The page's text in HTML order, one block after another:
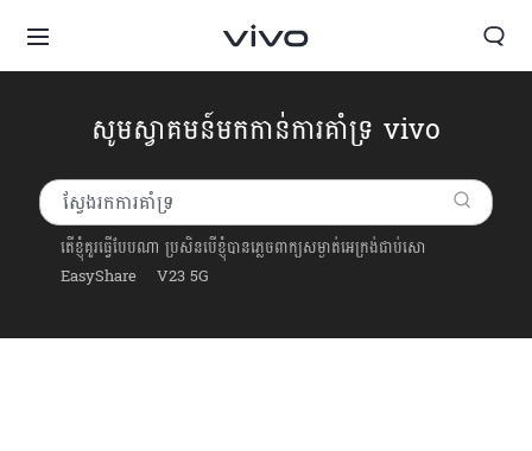
សូមស្វាគមន៍មកកាន់ការគាំទ្រ vivo
តើខ្ញុំគួរធ្វើបែបណា ប្រសិនបើខ្ញុំបានភ្លេចពាក្យសម្ងាត់អេក្រង់ជាប់សោ
EasyShare
V23 5G